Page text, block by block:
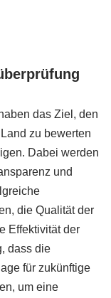
das Ziel, den
zu bewerten
Dabei werden
und
die Qualität der
Effektivität der
dass die
für zukünftige
um eine